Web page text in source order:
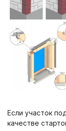
Если участок
качестве